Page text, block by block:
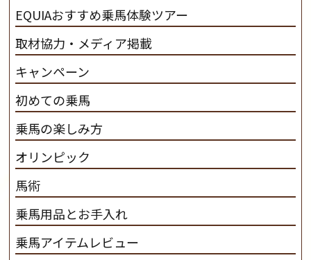
EQUIAおすすめ乗馬体験ツアー
取材協力・メディア掲載
キャンペーン
初めての乗馬
乗馬の楽しみ方
オリンピック
馬術
乗馬用品とお手入れ
乗馬アイテムレビュー